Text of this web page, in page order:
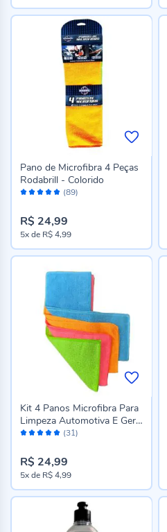
Avaliação: (89)
Pano de Microfibra 4 Peças
Rodabrill - Colorido
R$ 24,99
5xde R$ 4,99
Avaliação: (31)
Kit 4 Panos Microfibra Para
Limpeza Automotiva E Geral
Meghazine
R$ 24,99
5xde R$ 4,99